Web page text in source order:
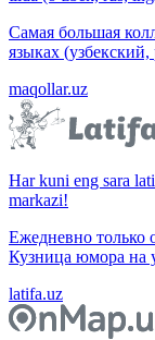
Самая большая
языках
maqollar.uz
Har kuni eng sara
markazi!
Ежедневно только
Кузница юмора на
latifa.uz